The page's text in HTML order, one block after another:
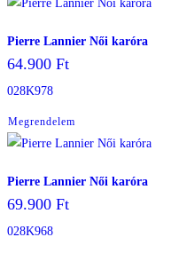
Pierre Lannier Női karóra
64.900 Ft
028K978
Megrendelem
Pierre Lannier Női karóra
69.900 Ft
028K968